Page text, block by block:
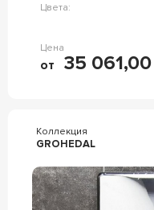
Цвета:
Цена
от 35 061,00
Коллекция
GROHEDAL